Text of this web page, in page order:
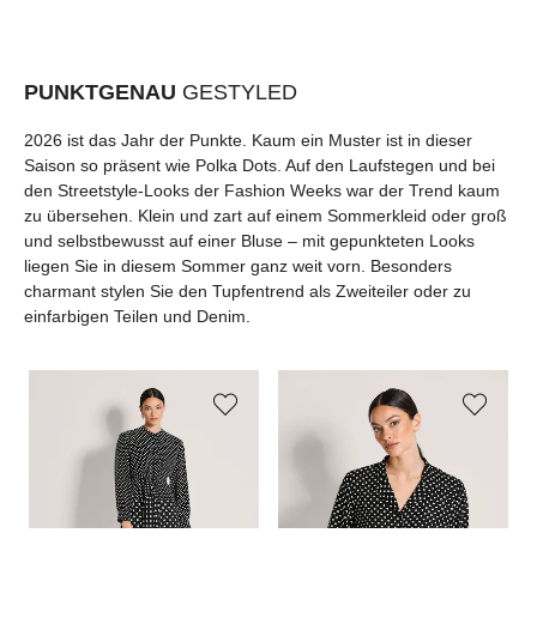
PUNKTGENAU GESTYLED
2026 ist das Jahr der Punkte. Kaum ein Muster ist in dieser
Saison so präsent wie Polka Dots. Auf den Laufstegen und bei
den Streetstyle-Looks der Fashion Weeks war der Trend kaum
zu übersehen. Klein und zart auf einem Sommerkleid oder groß
und selbstbewusst auf einer Bluse – mit gepunkteten Looks
liegen Sie in diesem Sommer ganz weit vorn. Besonders
charmant stylen Sie den Tupfentrend als Zweiteiler oder zu
einfarbigen Teilen und Denim.
MADELEINE
Pünktchenkleid mit Bindegürtel
179,95 €
Bluse mit Punkten
119,95 €